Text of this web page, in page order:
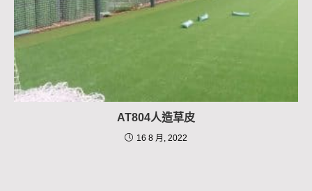
AT804人造草皮
16 8 月, 2022